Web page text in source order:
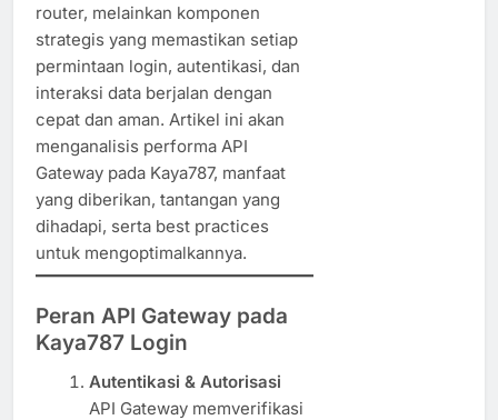
router, melainkan komponen
strategis yang memastikan setiap
permintaan login, autentikasi, dan
interaksi data berjalan dengan
cepat dan aman. Artikel ini akan
menganalisis performa API
Gateway pada Kaya787, manfaat
yang diberikan, tantangan yang
dihadapi, serta best practices
untuk mengoptimalkannya.
Peran API Gateway pada
Kaya787 Login
Autentikasi & Autorisasi
API Gateway memverifikasi